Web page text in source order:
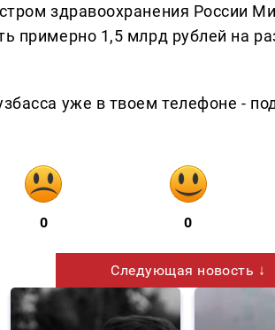
здравоохранения России
примерно 1,5 млрд рублей на
уже в твоем телефоне -
0 0
Следующая новость ↓